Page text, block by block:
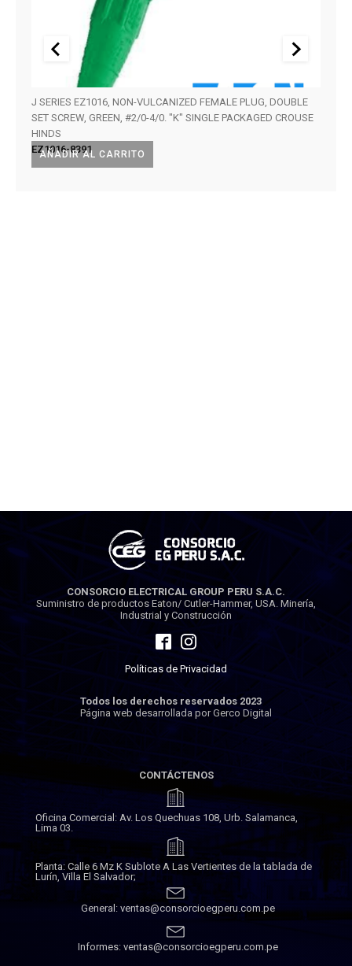
AÑADIR AL CARRITO
J SERIES EZ1016, NON-VULCANIZED FEMALE PLUG, DOUBLE
SET SCREW, GREEN, #2/0-4/0. "K" SINGLE PACKAGED CROUSE
HINDS
EZ1016-8391
CONSORCIO ELECTRICAL GROUP PERU S.A.C.
Suministro de productos Eaton/ Cutler-Hammer, USA. Minería,
Industrial y Construcción
Políticas de Privacidad
Todos los derechos reservados 2023
Página web desarrollada por Gerco Digital
CONTÁCTENOS
Oficina Comercial: Av. Los Quechuas 108, Urb. Salamanca,
Lima 03.
Planta: Calle 6 Mz K Sublote A Las Vertientes de la tablada de
Lurín, Villa El Salvador;
General: ventas@consorcioegperu.com.pe
Informes: ventas@consorcioegperu.com.pe